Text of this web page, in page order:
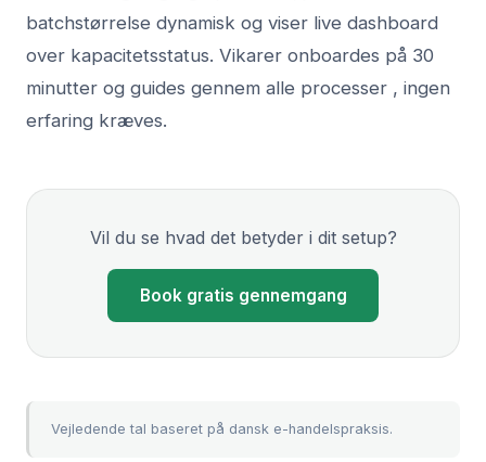
batchstørrelse dynamisk og viser live dashboard
over kapacitetsstatus. Vikarer onboardes på 30
minutter og guides gennem alle processer , ingen
erfaring kræves.
Vil du se hvad det betyder i dit setup?
Book gratis gennemgang
Vejledende tal baseret på dansk e-handelspraksis.